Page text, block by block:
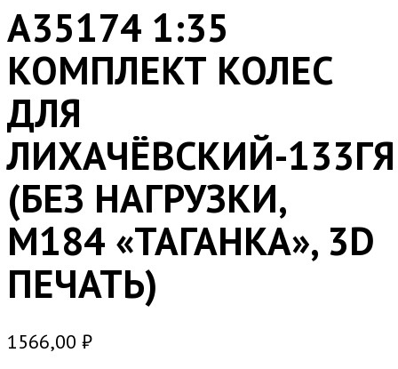
A35174 1:35
КОМПЛЕКТ КОЛЕС
ДЛЯ
ЛИХАЧЁВСКИЙ-133ГЯ
(БЕЗ НАГРУЗКИ,
М184 «ТАГАНКА», 3D
ПЕЧАТЬ)
1566,00 ₽